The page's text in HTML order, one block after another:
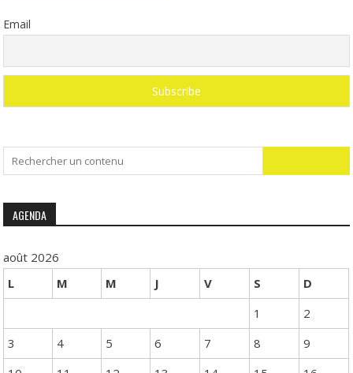
Email
for:
AGENDA
août 2026
L
M M J V S
D
1
2
3
4 5 6 7 8
9